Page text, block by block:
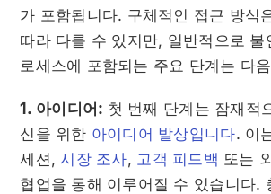
가 포함됩니다. 구체적인 접근 방식
따라 다를 수 있지만, 일반적으로 불
로세스에 포함되는 주요 단계는 다
1. 아이디어: 첫 번째 단계는 잠재적
신을 위한 아이디어 발상입니다. 이
세션,시장 조사, 고객 피드백 또는
협업을 통해 이루어질 수 있습니다.